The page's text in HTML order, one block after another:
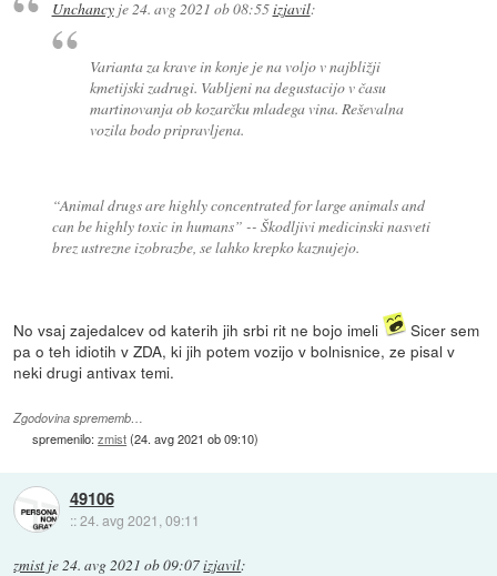
Unchancyje24. avg 2021 ob 08:55izjavil:
Varianta za krave in konje je na voljo v najbližji
kmetijski zadrugi. Vabljeni na degustacijo v času
martinovanja ob kozarčku mladega vina. Reševalna
vozila bodo pripravljena.
“Animal drugs are highly concentrated for large animals and
can be highly toxic in humans” -- Škodljivi medicinski nasveti
brez ustrezne izobrazbe, se lahko krepko kaznujejo.
No vsaj zajedalcev od katerih jih srbi rit ne bojo imeli
Sicer sem
pa o teh idiotih v ZDA, ki jih potem vozijo v bolnisnice, ze pisal v
neki drugi antivax temi.
Zgodovina sprememb…
spremenilo:zmist(24. avg 2021 ob 09:10)
49106
::24. avg 2021, 09:11
zmist je24. avg 2021 ob 09:07izjavil: